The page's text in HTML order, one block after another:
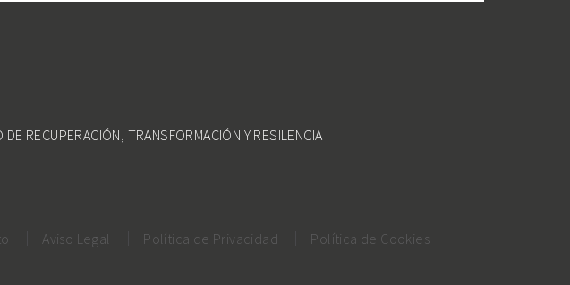
RECUPERACIÓN, TRANSFORMACIÓN Y RESILENCIA
Aviso Legal Política de Privacidad
Política de Cookies